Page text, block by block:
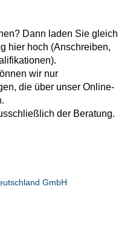
Dann laden Sie gleich
hier hoch (Anschreiben,
wir nur
die über unser Online-
der Beratung.
GmbH